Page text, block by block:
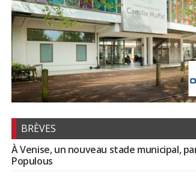
BRÈVES
À Venise, un nouveau stade municipal,
Populous